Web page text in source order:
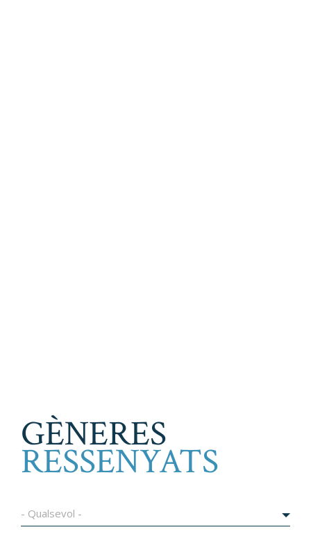
GÈNERES
RESSENYATS
- Qualsevol -